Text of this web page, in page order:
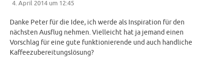
4. April 2014 um 12:45
Danke Peter für die Idee, ich werde als Inspiration für den
nächsten Ausflug nehmen. Vielleicht hat ja jemand einen
Vorschlag für eine gute funktionierende und auch handliche
Kaffeezubereitungslösung?